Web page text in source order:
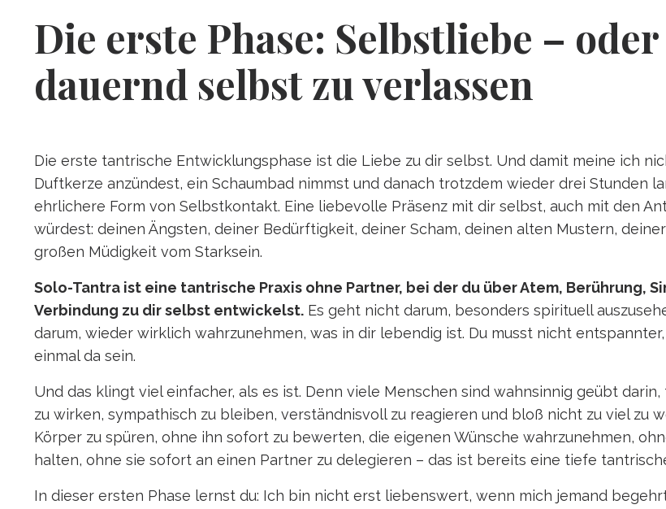
Die erste Phase: Selbstliebe –
dauernd selbst zu verlassen
Die erste tantrische Entwicklungsphase ist die Liebe zu dir selbst. Und damit meine ich
Duftkerze anzündest, ein Schaumbad nimmst und danach trotzdem wieder drei Stunden
ehrlichere Form von Selbstkontakt. Eine liebevolle Präsenz mit dir selbst, auch mit den
würdest: deinen Ängsten, deiner Bedürftigkeit, deiner Scham, deinen alten Mustern,
großen Müdigkeit vom Starksein.
Solo-Tantra ist eine tantrische Praxis ohne Partner, bei der du über Atem, Berührung,
Verbindung zu dir selbst entwickelst. Es geht nicht darum, besonders spirituell
darum, wieder wirklich wahrzunehmen, was in dir lebendig ist. Du musst nicht
einmal da sein.
Und das klingt viel einfacher, als es ist. Denn viele Menschen sind wahnsinnig geübt
zu wirken, sympathisch zu bleiben, verständnisvoll zu reagieren und bloß nicht zu viel zu
Körper zu spüren, ohne ihn sofort zu bewerten, die eigenen Wünsche wahrzunehmen,
halten, ohne sie sofort an einen Partner zu delegieren – das ist bereits eine tiefe
In dieser ersten Phase lernst du: Ich bin nicht erst liebenswert, wenn mich jemand